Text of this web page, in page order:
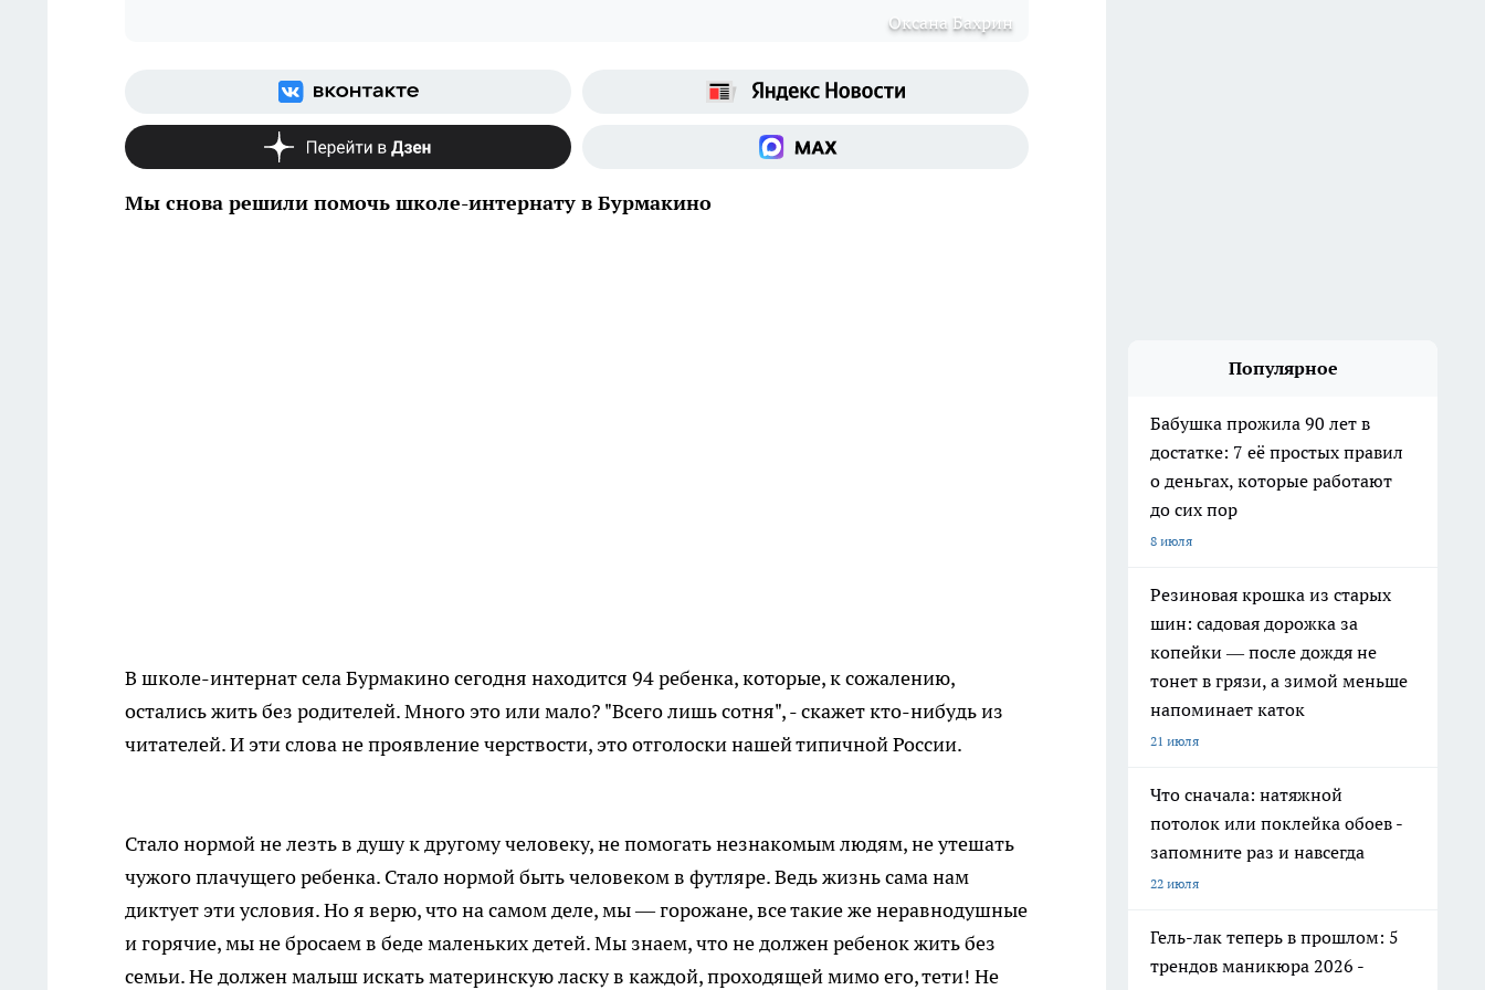
Оксана Бахрин
Мы снова решили помочь школе-интернату в Бурмакино
В школе-интернат села Бурмакино сегодня находится 94 ребенка, которые, к сожалению,
остались жить без родителей. Много это или мало? "Всего лишь сотня", - скажет кто-нибудь из
читателей. И эти слова не проявление черствости, это отголоски нашей типичной России.
Стало нормой не лезть в душу к другому человеку, не помогать незнакомым людям, не утешать
чужого плачущего ребенка. Стало нормой быть человеком в футляре. Ведь жизнь сама нам
диктует эти условия. Но я верю, что на самом деле, мы — горожане, все такие же неравнодушные
и горячие, мы не бросаем в беде маленьких детей. Мы знаем, что не должен ребенок жить без
семьи. Не должен малыш искать материнскую ласку в каждой, проходящей мимо его, тети! Не
Популярное
Бабушка прожила 90 лет в
достатке: 7 её простых правил
о деньгах, которые работают
до сих пор
8 июля
Резиновая крошка из старых
шин: садовая дорожка за
копейки — после дождя не
тонет в грязи, а зимой меньше
напоминает каток
21 июля
Что сначала: натяжной
потолок или поклейка обоев -
запомните раз и навсегда
22 июля
Гель-лак теперь в прошлом: 5
трендов маникюра 2026 -